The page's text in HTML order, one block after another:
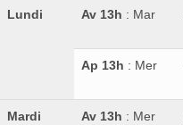
Lundi Av 13h : Mar
Ap 13h : Mer
Mardi Av 13h : Mer